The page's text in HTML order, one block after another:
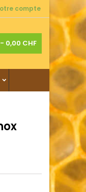
compte
0,00 CHF